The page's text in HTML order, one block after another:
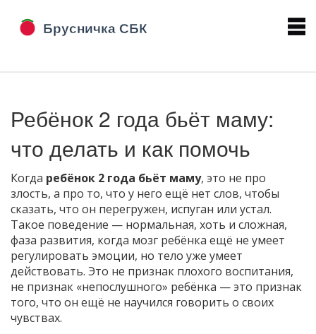
Ребёнок 2 года бьёт маму:
что делать и как помочь
Когда ребёнок 2 года бьёт маму, это не про
злость, а про то, что у него ещё нет слов, чтобы
сказать, что он перегружен, испуган или устал.
Такое поведение — нормальная, хоть и сложная,
фаза развития, когда мозг ребёнка ещё не умеет
регулировать эмоции, но тело уже умеет
действовать. Это не признак плохого воспитания,
не признак «непослушного» ребёнка — это признак
того, что он ещё не научился говорить о своих
чувствах.